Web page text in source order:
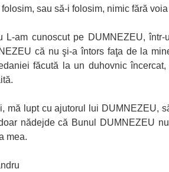
folosim, sau să-i folosim, nimic fără
L-am cunoscut pe DUMNEZEU,
că nu şi-a întors faţa de la
făcută la un duhovnic
mă lupt cu ajutorul lui DUMNEZEU,
nădejde că Bunul DUMNEZEU
mea.